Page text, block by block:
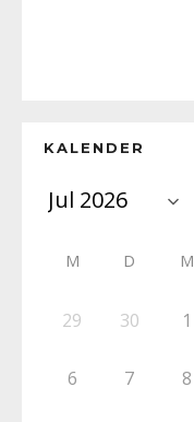
KALENDER
M D M
29 30 1
6 7 8